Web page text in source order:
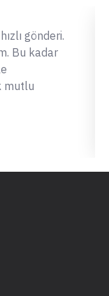
gönderi.
Bu kadar
mutlu